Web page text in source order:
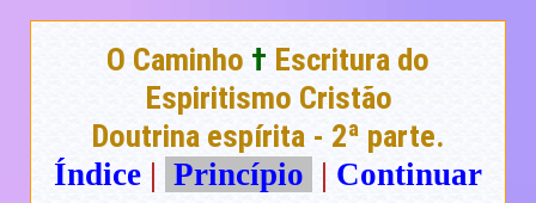
O Caminho † Escritura do
Espiritismo Cristão
Doutrina espírita - 2ª parte.
Índice | Princípio | Continuar